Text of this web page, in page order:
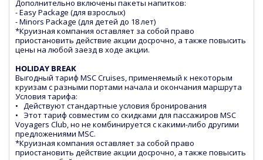
Дополнительно включены пакеты напитков:
- Easy Package (для взрослых)
- Minors Package (для детей до 18 лет)
*Круизная компания оставляет за собой право
приостановить действие акции досрочно, а также повысить
цены на любой заезд в ходе акции.
HOLIDAY BREAK
Выгодный тариф MSC Cruises, применяемый к некоторым
круизам с разными портами начала и окончания маршрута
Условия тарифа:
• Действуют стандартные условия бронирования
• Этот тариф совместим со скидками для пассажиров MSC
Voyagers Club, но не комбинируется с какими-либо другими
предложениями MSC.
*Круизная компания оставляет за собой право
приостановить действие акции досрочно, а также повысить